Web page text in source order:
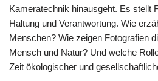
Kameratechnik hinausgeht. Es stellt
Haltung und Verantwortung. Wie
Menschen? Wie zeigen Fotografien
Mensch und Natur? Und welche
Zeit ökologischer und